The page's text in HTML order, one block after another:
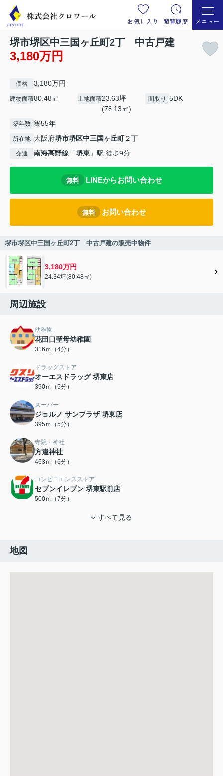
お気に入り 閲覧履歴 メニュー
堺市堺区中三国ヶ丘町2丁 中古戸建
3,180万円
価格 3,180万円
建物面積80.48㎡ 土地面積23.63坪
(78.13㎡)
間取り 5DK
築年数 築55年
所在地 大阪府堺市堺区中三国ヶ丘町２丁
交通 南海高野線 「堺東 」駅 徒歩9分
無料 LINEからお問い合わせ
無料 お問い合わせ
堺市堺区中三国ヶ丘町2丁 中古戸建の販売中物件
3,180万円
24.34坪(80.48㎡)
周辺施設
幼稚園
花田口聖母幼稚園
316ｍ（4分）
ドラッグストア
オーエスドラッグ 堺東店
390ｍ（5分）
スーパー
ジョルノ サンプラザ 堺東店
395ｍ（5分）
寺院・神社
方違神社
463ｍ（6分）
コンビニエンスストア
セブンイレブン 堺東駅前店
500ｍ（7分）
すべて見る
地図